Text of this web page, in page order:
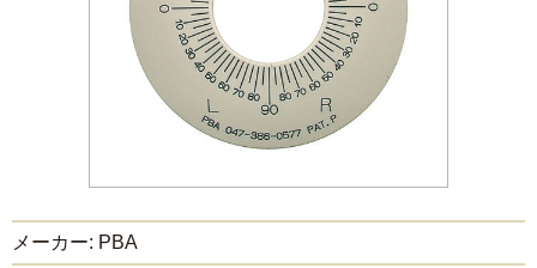
メーカー: PBA